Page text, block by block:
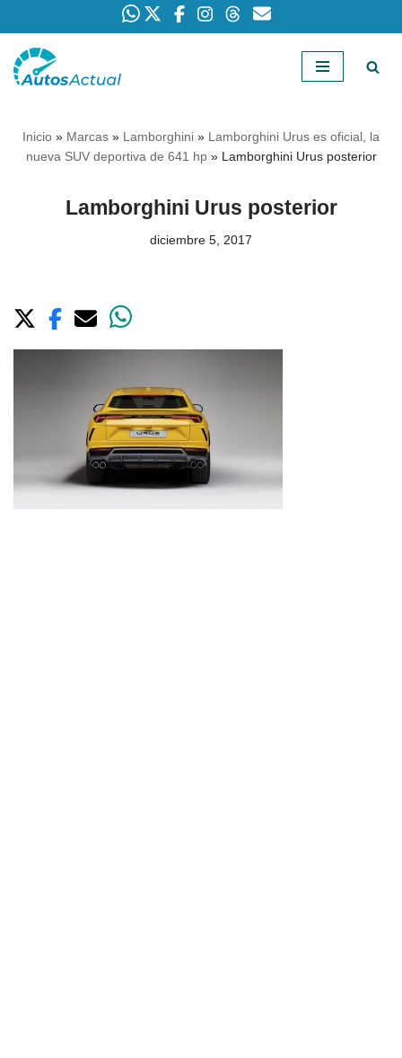
Saltar
Inicio » Marcas » Lamborghini » Lamborghini Urus es oficial, la
nueva SUV deportiva de 641 hp» Lamborghini Urus posterior
Lamborghini Urus posterior
diciembre 5, 2017